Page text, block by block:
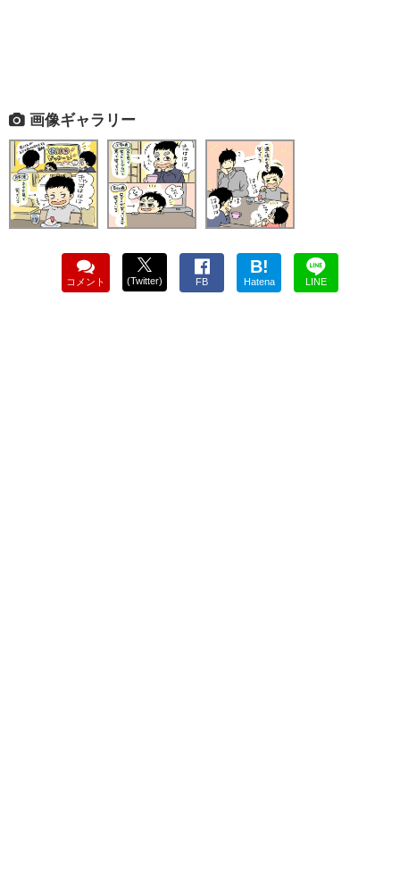
画像ギャラリー
コメント (Twitter) FB
B!
Hatena LINE